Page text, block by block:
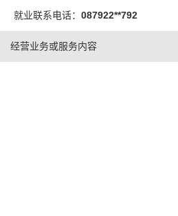
就业联系电话： 087922**792
经营业务或服务内容